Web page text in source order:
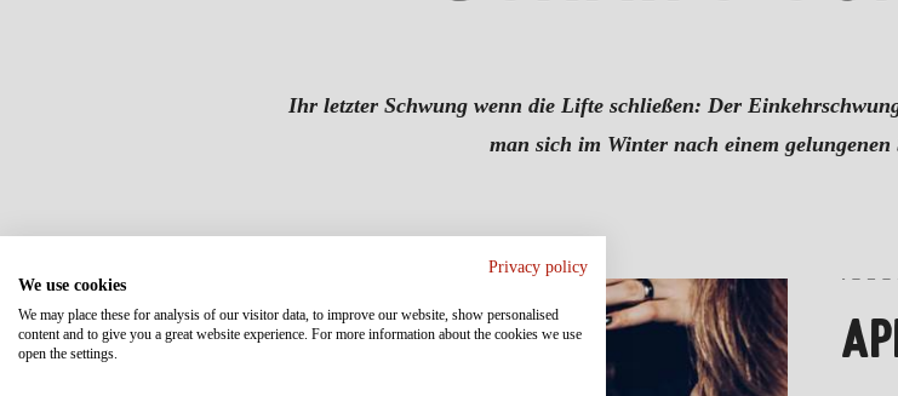
Ihr letzter Schwung wenn die Lifte schließen: Der
man sich im Winter nach einem gelungenen
Privacy policy
We use cookies
We may place these for analysis of our visitor data, to improve our website, show personalised
content and to give you a great website experience. For more information about the cookies we use
open the settings.